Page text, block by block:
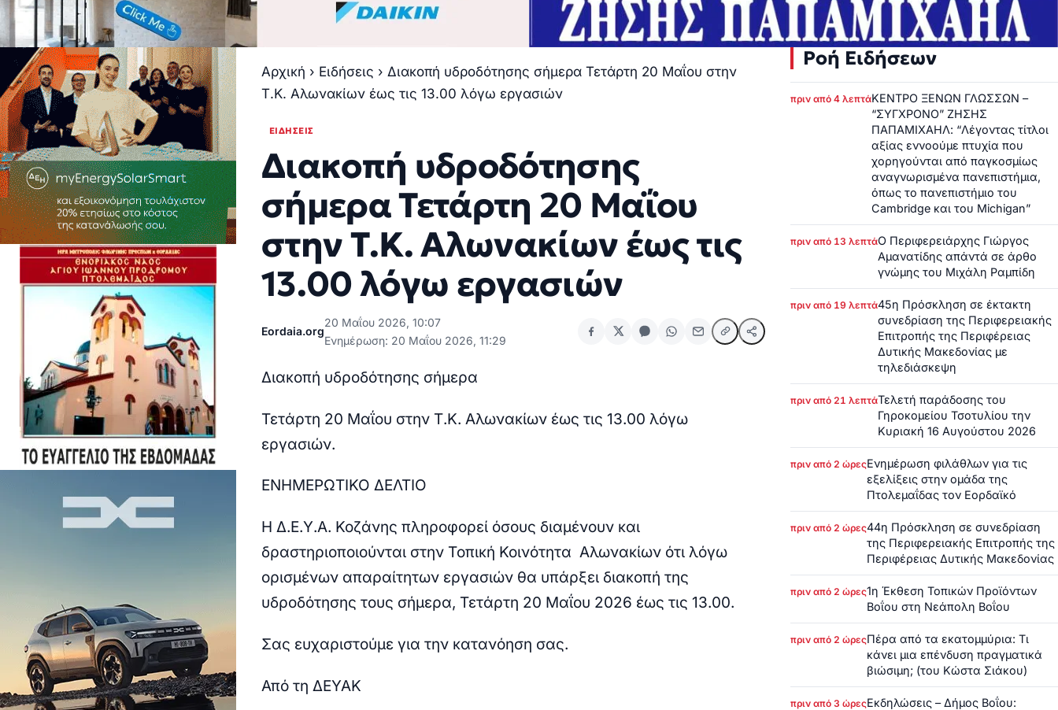
Αρχική › Ειδήσεις › Διακοπή υδροδότησης σήμερα Τετάρτη 20 Μαΐου στην
Τ.Κ. Αλωνακίων έως τις 13.00 λόγω εργασιών
ΕΙΔΉΣΕΙΣ
Διακοπή υδροδότησης
σήμερα Τετάρτη 20 Μαΐου
στην Τ.Κ. Αλωνακίων έως τις
13.00 λόγω εργασιών
Eordaia.org
20 Μαΐου 2026, 10:07
Ενημέρωση: 20 Μαΐου 2026, 11:29
Διακοπή υδροδότησης σήμερα
Τετάρτη 20 Μαΐου στην Τ.Κ. Αλωνακίων έως τις 13.00 λόγω
εργασιών.
ΕΝΗΜΕΡΩΤΙΚΟ ΔΕΛΤΙΟ
Η Δ.Ε.Υ.Α. Κοζάνης πληροφορεί όσους διαμένουν και
δραστηριοποιούνται στην Τοπική Κοινότητα Αλωνακίων ότι λόγω
ορισμένων απαραίτητων εργασιών θα υπάρξει διακοπή της
υδροδότησης τους σήμερα, Τετάρτη 20 Μαΐου 2026 έως τις 13.00.
Σας ευχαριστούμε για την κατανόηση σας.
Από τη ΔΕΥΑΚ
Ροή Ειδήσεων
πριν από 4 λεπτάΚΕΝΤΡΟ ΞΕΝΩΝ ΓΛΩΣΣΩΝ –
“ΣΥΓΧΡΟΝΟ” ΖΗΣΗΣ
ΠΑΠΑΜΙΧΑΗΛ: “Λέγοντας τίτλοι
αξίας εννοούμε πτυχία που
χορηγούνται από παγκοσμίως
αναγνωρισμένα πανεπιστήμια,
όπως το πανεπιστήμιο του
Cambridge και του Michigan”
πριν από 13 λεπτάΟ Περιφερειάρχης Γιώργος
Αμανατίδης απάντά σε άρθο
γνώμης του Μιχάλη Ραμπίδη
πριν από 19 λεπτά45η Πρόσκληση σε έκτακτη
συνεδρίαση της Περιφερειακής
Επιτροπής της Περιφέρειας
Δυτικής Μακεδονίας με
τηλεδιάσκεψη
πριν από 21 λεπτάΤελετή παράδοσης του
Γηροκομείου Τσοτυλίου την
Κυριακή 16 Αυγούστου 2026
πριν από 2 ώρεςΕνημέρωση φιλάθλων για τις
εξελίξεις στην ομάδα της
Πτολεμαΐδας τον Εορδαϊκό
πριν από 2 ώρες44η Πρόσκληση σε συνεδρίαση
της Περιφερειακής Επιτροπής της
Περιφέρειας Δυτικής Μακεδονίας
πριν από 2 ώρες1η Έκθεση Τοπικών Προϊόντων
Βοΐου στη Νεάπολη Βοΐου
πριν από 2 ώρεςΠέρα από τα εκατομμύρια: Τι
κάνει μια επένδυση πραγματικά
βιώσιμη; (του Κώστα Σιάκου)
πριν από 3 ώρεςΕκδηλώσεις – Δήμος Βοΐου: